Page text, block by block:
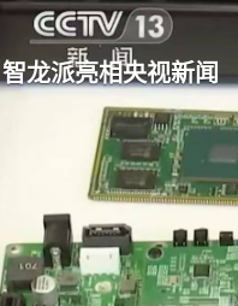
智龙派亮相央视新闻